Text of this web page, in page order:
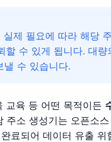
제 필요에 따라 해당
할 수 있게 됩니다. 대
낼 수 있습니다.
교육 등 어떤 목적이든
주소 생성기는 오픈소
료되어 데이터 유출